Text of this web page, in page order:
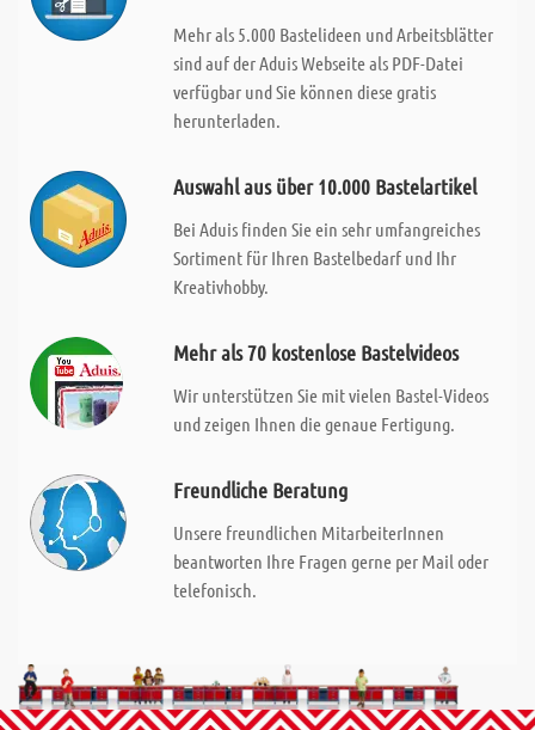
Mehr als 5.000 Bastelideen und Arbeitsblätter
sind auf der Aduis Webseite als PDF-Datei
verfügbar und Sie können diese gratis
herunterladen.
Auswahl aus über 10.000 Bastelartikel
Bei Aduis finden Sie ein sehr umfangreiches
Sortiment für Ihren Bastelbedarf und Ihr
Kreativhobby.
Mehr als 70 kostenlose Bastelvideos
Wir unterstützen Sie mit vielen Bastel-Videos
und zeigen Ihnen die genaue Fertigung.
Freundliche Beratung
Unsere freundlichen MitarbeiterInnen
beantworten Ihre Fragen gerne per Mail oder
telefonisch.